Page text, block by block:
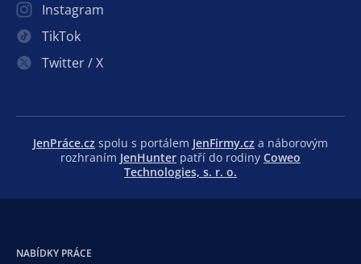
Instagram
TikTok
Twitter / X
JenPráce.cz spolu s portálem JenFirmy.cz a náborovým
rozhraním JenHunter patří do rodiny Coweo
Technologies, s. r. o.
NABÍDKY PRÁCE